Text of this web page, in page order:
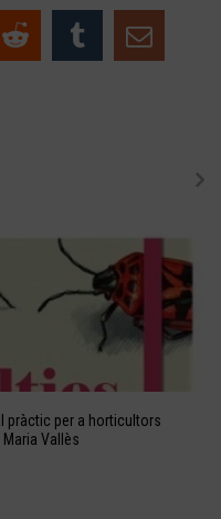
pràctic per a horticultors
Vallès